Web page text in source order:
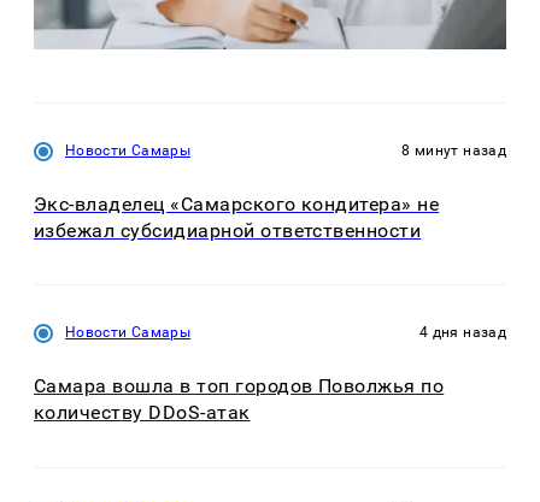
Новости Самары 8 минут назад
Экс-владелец «Самарского кондитера» не
избежал субсидиарной ответственности
Новости Самары 4 дня назад
Самара вошла в топ городов Поволжья по
количеству DDoS-атак